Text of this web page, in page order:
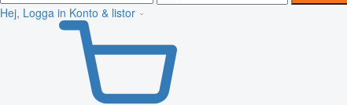
Hej, Logga in Konto & listor